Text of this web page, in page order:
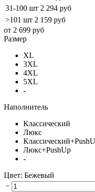
31-100 шт 2 294 руб
>101 шт 2 159 руб
от 2 699 руб
Размер
XL
3XL
4XL
5XL
-
Наполнитель
Классический
Люкс
Люкс+PushUp
-
Цвет: Бежевый
−